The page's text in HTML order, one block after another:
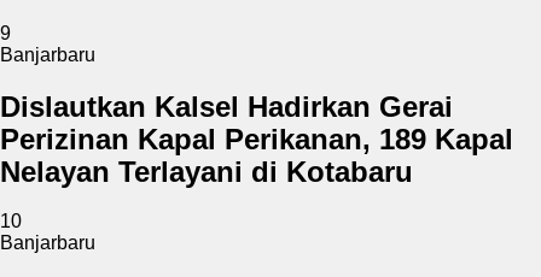
9
Banjarbaru
Dislautkan Kalsel Hadirkan Gerai
Perizinan Kapal Perikanan, 189 Kapal
Nelayan Terlayani di Kotabaru
10
Banjarbaru